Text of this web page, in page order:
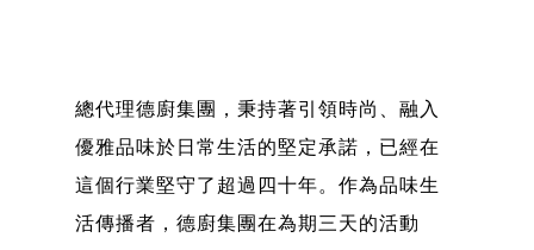
總代理德廚集團，秉持著引領時尚、融入
優雅品味於日常生活的堅定承諾，已經在
這個行業堅守了超過四十年。作為品味生
活傳播者，德廚集團在為期三天的活動